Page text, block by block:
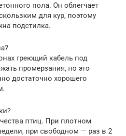
пола. Он облегчает
для кур, поэтому
подстилка.
греющий кабель под
промерзания, но это
достаточно хорошего
птиц. При плотном
при свободном — раз в 2